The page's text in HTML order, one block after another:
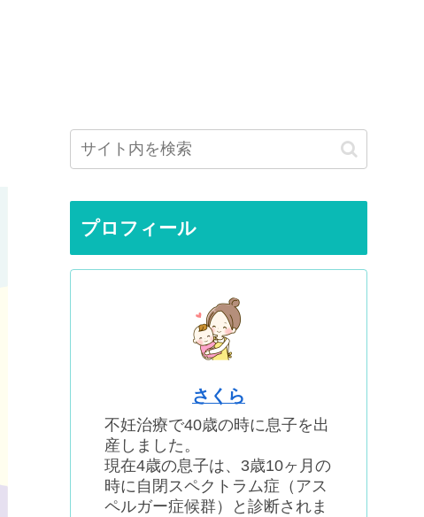
プロフィール
さくら
不妊治療で40歳の時に息子を出
産しました。
現在4歳の息子は、3歳10ヶ月の
時に自閉スペクトラム症（アス
ペルガー症候群）と診断されま